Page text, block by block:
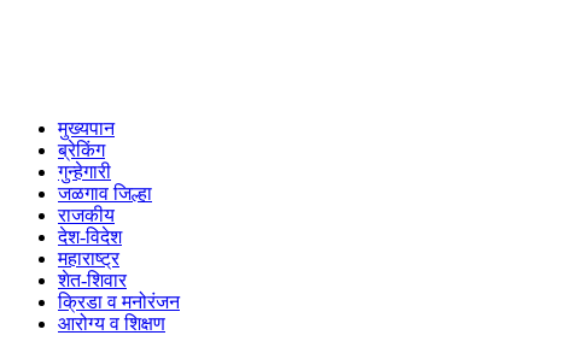
मुख्यपान
ब्रेकिंग
गुन्हेगारी
जळगाव जिल्हा
राजकीय
देश-विदेश
महाराष्ट्र
शेत-शिवार
क्रिडा व मनोरंजन
आरोग्य व शिक्षण